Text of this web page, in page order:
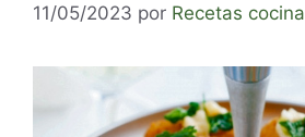
11/05/2023 por Recetas cocina